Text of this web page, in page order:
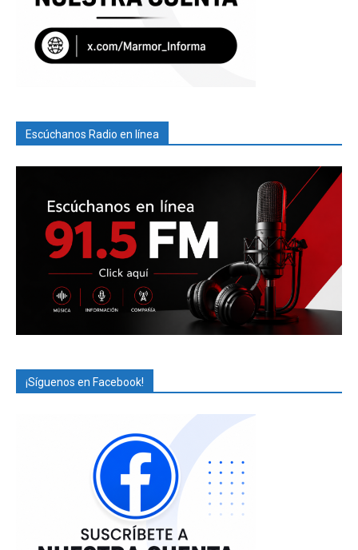
Escúchanos Radio en línea
¡Síguenos en Facebook!